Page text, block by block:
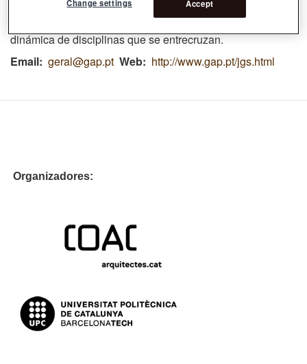
prácticas de planifi cación. Global es una estructura muy
dinámica de disciplinas que se entrecruzan.
Email geral@gap.pt Web http://www.gap.pt/jgs.html
Organizadores:
Accept
Change settings